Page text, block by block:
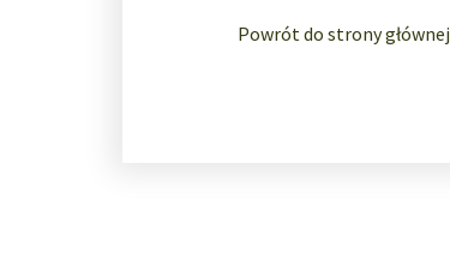
Powrót do strony głównej